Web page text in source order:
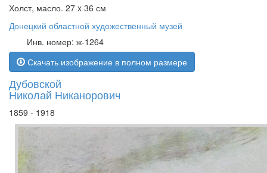
Холст, масло. 27 x 36 см
Донецкий областной художественный музей
Инв. номер: ж-1264
Скачать изображение в полном размере
Дубовской
Николай Никанорович
1859 - 1918